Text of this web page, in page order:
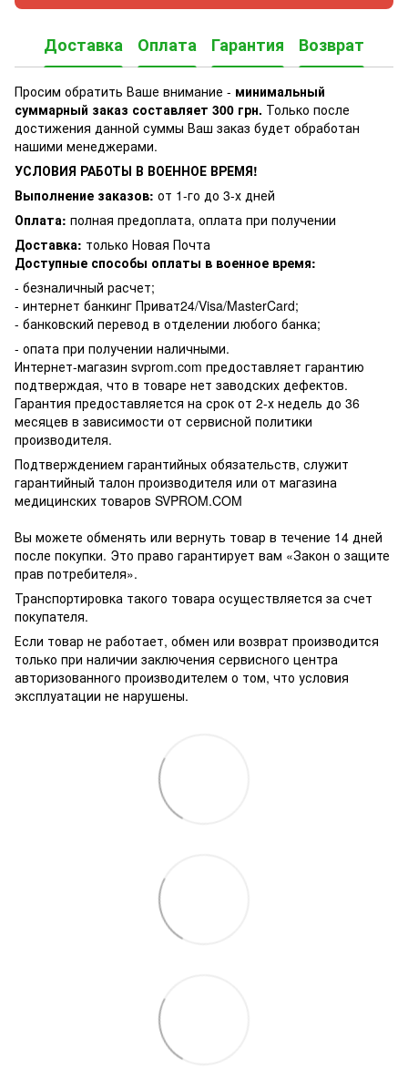
Доставка Оплата Гарантия Возврат
Просим обратить Ваше внимание - минимальный
суммарный заказ составляет 300 грн. Только после
достижения данной суммы Ваш заказ будет обработан
нашими менеджерами.
УСЛОВИЯ РАБОТЫ В ВОЕННОЕ ВРЕМЯ!
Выполнение заказов: от 1-го до 3-х дней
Оплата: полная предоплата, оплата при получении
Доставка: только Новая Почта
Доступные способы оплаты в военное время:
- безналичный расчет;
- интернет банкинг Приват24/Visa/MasterCard;
- банковский перевод в отделении любого банка;
- опата при получении наличными.
Интернет-магазин svprom.com предоставляет гарантию
подтверждая, что в товаре нет заводских дефектов.
Гарантия предоставляется на срок от 2-х недель до 36
месяцев в зависимости от сервисной политики
производителя.
Подтверждением гарантийных обязательств, служит
гарантийный талон производителя или от магазина
медицинских товаров SVPROM.COM
Вы можете обменять или вернуть товар в течение 14 дней
после покупки. Это право гарантирует вам «Закон о защите
прав потребителя».
Транспортировка такого товара осуществляется за счет
покупателя.
Если товар не работает, обмен или возврат производится
только при наличии заключения сервисного центра
авторизованного производителем о том, что условия
эксплуатации не нарушены.